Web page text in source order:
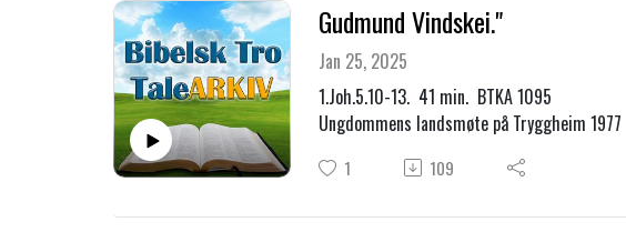
Gudmund Vindskei."
Jan 25, 2025
1.Joh.5.10-13. 41 min. BTKA 1095
Ungdommens landsmøte på Tryggheim 1977
1 109